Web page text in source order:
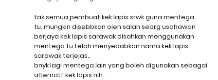
tak semua pembuat kek lapis srwk guna mentega
tu..mungkin disebbkan oleh salah seorg usahawan
berjaya kek lapis sarawak disahkan menggunakan
mentega tu telah menyebabkan nama kek lapis
sarawak terjejas..
bnyk lagi mentega lain yang boleh digunakan sebagai
alternatf kek lapis nih..